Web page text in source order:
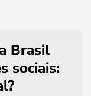
Brasil
sociais: